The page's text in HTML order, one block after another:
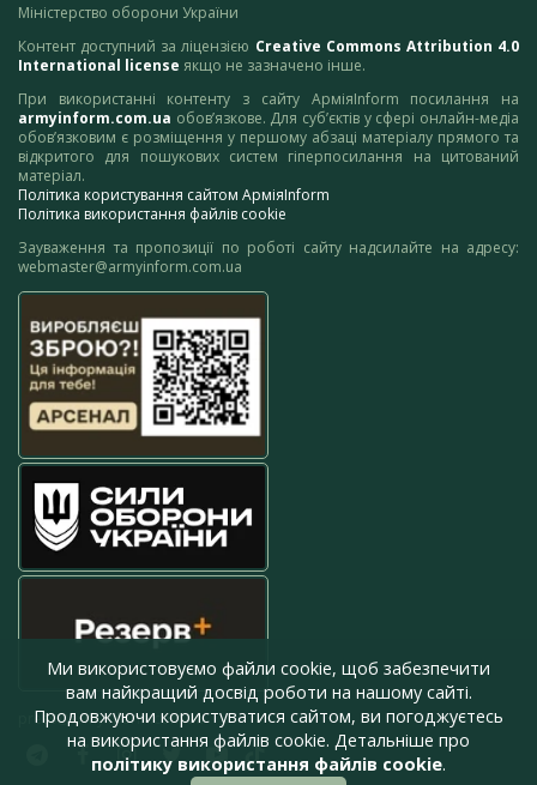
Міністерство оборони України
Контент доступний за ліцензією Creative Commons Attribution 4.0
International license якщо не зазначено інше.
При використанні контенту з сайту АрміяInform посилання на
armyinform.com.ua обов’язкове. Для суб’єктів у сфері онлайн-медіа
обов’язковим є розміщення у першому абзаці матеріалу прямого та
відкритого для пошукових систем гіперпосилання на цитований
матеріал.
Політика користування сайтом АрміяInform
Політика використання файлів cookie
Зауваження та пропозиції по роботі сайту надсилайте на адресу:
webmaster@armyinform.com.ua
press@armyinform.com.ua
Ми використовуємо файли cookie, щоб забезпечити
вам найкращий досвід роботи на нашому сайті.
Продовжуючи користуватися сайтом, ви погоджуєтесь
на використання файлів cookie. Детальніше про
політику використання файлів cookie.